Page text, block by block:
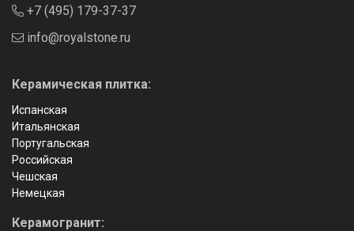
+7 (495) 179-37-37
info@royalstone.ru
Керамическая плитка:
Испанская
Итальянская
Португальская
Российская
Чешская
Немецкая
Керамогранит: